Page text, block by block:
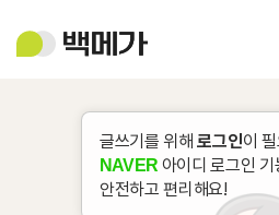
백
메
글쓰기를 위해로그인이
NAVER 아이디 로그인
안전하고 편리해요!